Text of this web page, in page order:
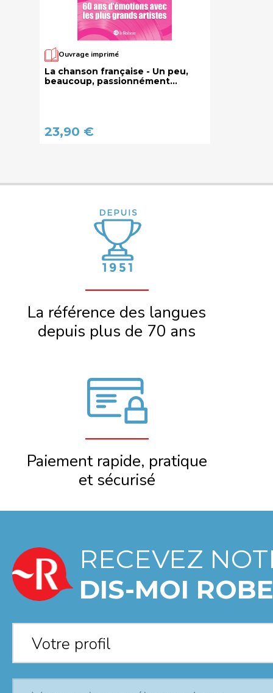
Ouvrage imprimé
La chanson française - Un peu,
beaucoup, passionnément...
23,90 €
La référence des langues
depuis plus de 70 ans
Paiement rapide, pratique
et sécurisé
RECEVEZ
DIS-MOI
Votre profil*
Votre profil